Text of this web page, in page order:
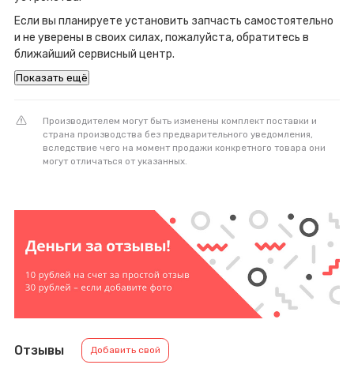
Если вы планируете установить запчасть самостоятельно
и не уверены в своих силах, пожалуйста, обратитесь в
ближайший сервисный центр.
Показать ещё
Производителем могут быть изменены комплект поставки и
страна производства без предварительного уведомления,
вследствие чего на момент продажи конкретного товара они
могут отличаться от указанных.
Отзывы Добавить свой